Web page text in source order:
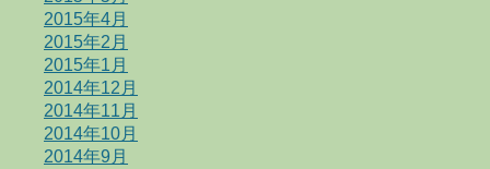
2015年4月
2015年2月
2015年1月
2014年12月
2014年11月
2014年10月
2014年9月